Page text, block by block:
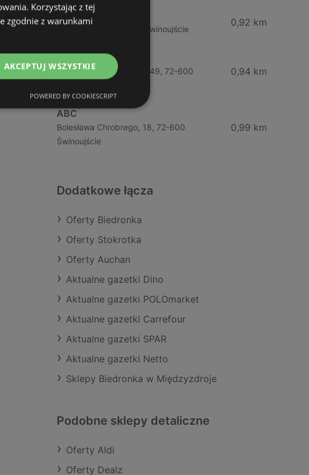
ABC
Barlickiego, 4, 72-600 Świnoujście
0,92 km
Żabka
Ul. Bohaterów Września 49, 72-600
0,94 km
ABC
Bolesława Chrobrego, 18, 72-600
Świnoujście
0,99 km
Dodatkowe łącza
Oferty Biedronka
Oferty Stokrotka
Oferty Auchan
Aktualne gazetki Dino
Aktualne gazetki POLOmarket
Aktualne gazetki Carrefour
Aktualne gazetki SPAR
Aktualne gazetki Netto
Sklepy Biedronka w Międzyzdroje
Podobne sklepy detaliczne
Oferty Aldi
Oferty Dealz
Korzystając z tej
zgodnie z warunkami
AKCEPTUJ WSZYSTKIE
POWERED BY COOKIESCRIPT